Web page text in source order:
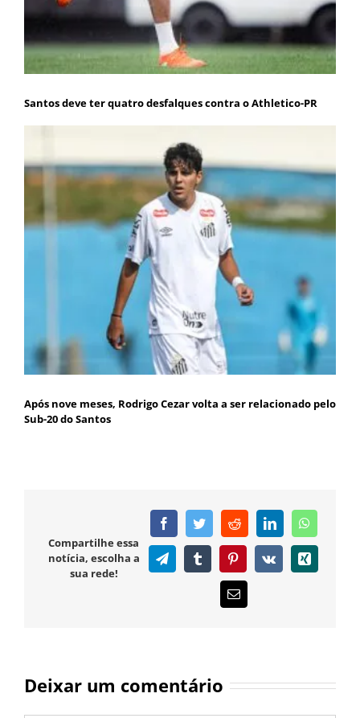
Santos deve ter quatro desfalques contra o Athletico-PR
Após nove meses, Rodrigo Cezar volta a ser relacionado pelo
Sub-20 do Santos
Compartilhe essa
notícia, escolha a
sua rede!
FacebookTwitterRedditLinkedIn
TelegramTumblr PinterestVk Xing
E-
mail
Deixar um comentário